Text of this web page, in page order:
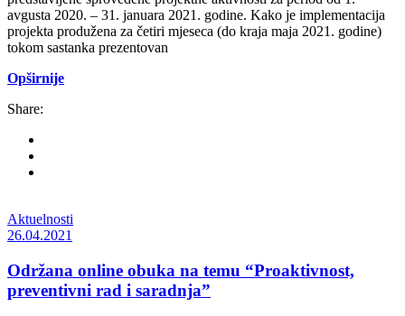
avgusta 2020. – 31. januara 2021. godine. Kako je implementacija
projekta produžena za četiri mjeseca (do kraja maja 2021. godine)
tokom sastanka prezentovan
Opširnije
Share:
Aktuelnosti
26.04.2021
Održana online obuka na temu “Proaktivnost,
preventivni rad i saradnja”